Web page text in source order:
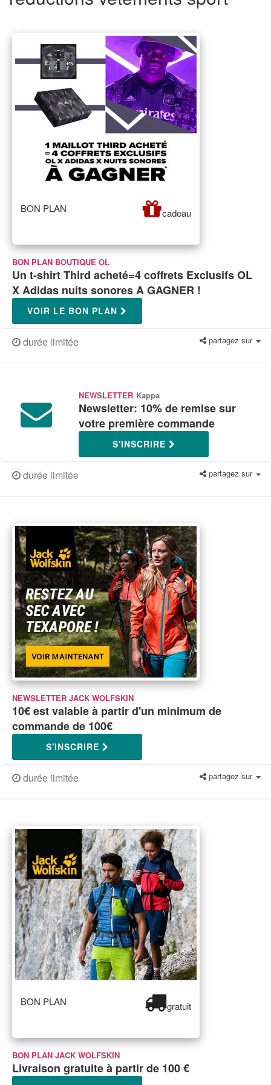
BON PLAN cadeau
BON PLAN BOUTIQUE OL
Un t-shirt Third acheté=4 coffrets Exclusifs OL
X Adidas nuits sonores A GAGNER !
VOIR LE BON PLAN
durée limitée partagez sur
NEWSLETTER Kappa
Newsletter: 10% de remise sur
votre première commande
S'INSCRIRE
durée limitée partagez sur
NEWSLETTER JACK WOLFSKIN
10€ est valable à partir d'un minimum de
commande de 100€
S'INSCRIRE
durée limitée partagez sur
BON PLAN gratuit
BON PLAN JACK WOLFSKIN
Livraison gratuite à partir de 100 €